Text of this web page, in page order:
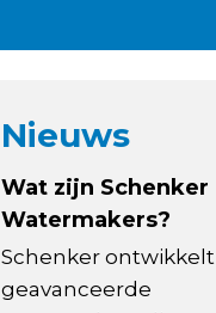
Nieuws
Wat zijn Schenker
Watermakers?
Schenker ontwikkelt
geavanceerde